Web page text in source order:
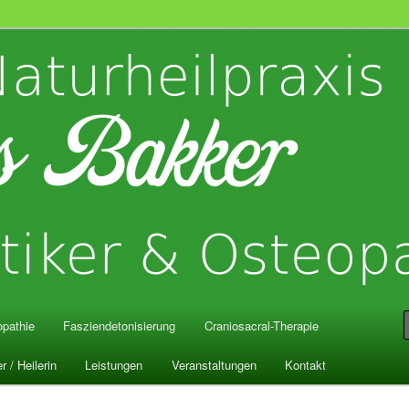
Bakker
Fasziendetonisierung Craniosacral-Therapie
/ Heilerin Leistungen Veranstaltungen Kontakt